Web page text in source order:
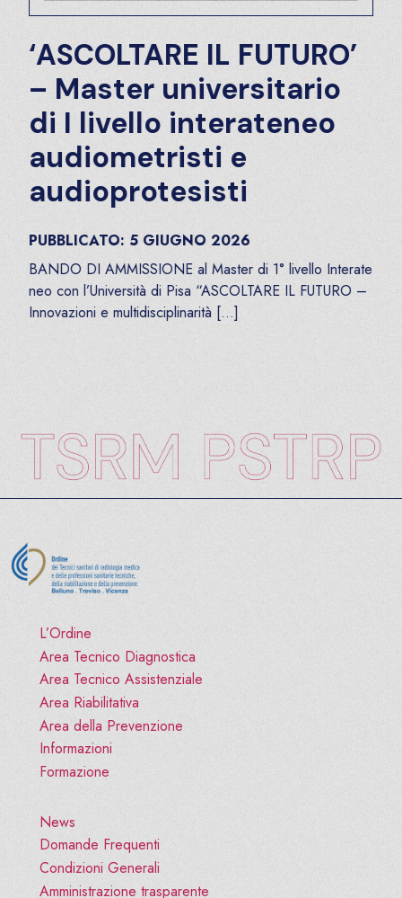
‘ASCOLTARE IL FUTURO’
– Master universitario
di I livello interateneo
audiometristi e
audioprotesisti
PUBBLICATO: 5 GIUGNO 2026
BANDO DI AMMISSIONE al Master di 1° livello Interate
neo con l’Università di Pisa “ASCOLTARE IL FUTURO –
Innovazioni e multidisciplinarità […]
L’Ordine
Area Tecnico Diagnostica
Area Tecnico Assistenziale
Area Riabilitativa
Area della Prevenzione
Informazioni
Formazione
News
Domande Frequenti
Condizioni Generali
Amministrazione trasparente